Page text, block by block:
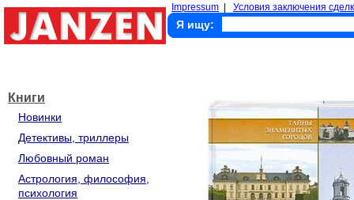
Impressum Условия заключения
Я ищу:
Книги
Новинки
Детективы, триллеры
Любовный роман
Астрология, философия,
психология